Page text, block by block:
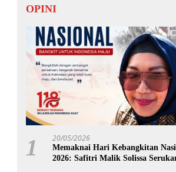
OPINI
1 20/05/2026
Memaknai Hari Kebangkitan
2026: Safitri Malik Solissa